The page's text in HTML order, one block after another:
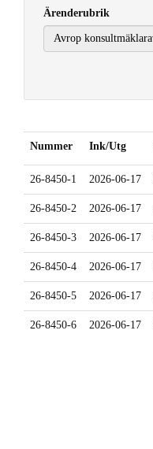
Ärenderubrik
Nummer Ink/Utg
26-8450-1 2026-06-17
26-8450-2 2026-06-17
26-8450-3 2026-06-17
26-8450-4 2026-06-17
26-8450-5 2026-06-17
26-8450-6 2026-06-17